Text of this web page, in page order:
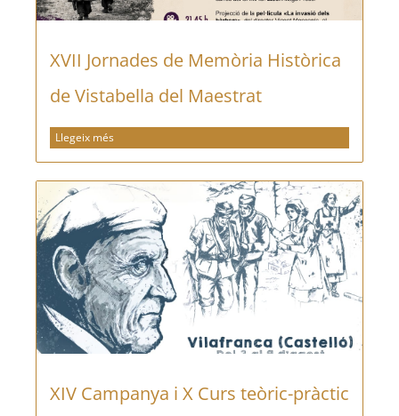
XVII Jornades de Memòria Històrica
de Vistabella del Maestrat
Llegeix més
XIV Campanya i X Curs teòric-pràctic